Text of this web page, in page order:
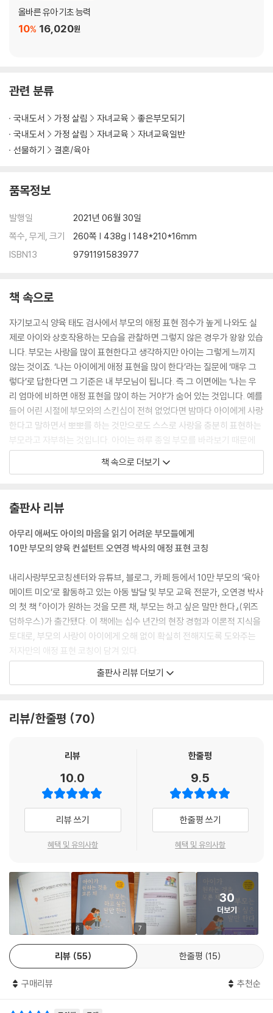
#권위적 부모가 일방적으로 이끌어가는 사랑
다 너를 위한 거야
#책임만 남은 방임형 부모의 무덤덤한 사랑
부모로서의 책임감과 사랑 사이에서
집 밖에서 사랑을 찾으며 분노하는 아이들
무기력한 육아에서 벗어나는 방법
아이에게 기억되고 싶은 모습
아이의 발달단계별 부모의 현명한 역할
#체크리스트 2. 부모의 갈등 행동 반응 알아보기｜나는 아이가 기댈 수
있는 부모일까?
#아이를 오해하게 만드는 부모의 실수
“뭘 잘못했는지 생각해봐”, 아이를 혼자 내버려두지 말 것
“엄마 지금 화났어!”, 아이가 먼저 다가올 때 거부하지 말 것
“웃기지? 이래도 안 웃을 거야?”, 흐지부지 넘어가지 말 것
“좋은 말로 할 때 들어!”, 애매하게 말하지 말 것
#부모의 훈육에 사랑을 담는 원칙
표현은 단호하게, 메시지는 따뜻하게
훈육 이유는 ‘아이 중심 메시지’로
훈육의 긍정적인 결과를 확인시켜라
훈육 가치는 별문제 없는 일상에서 즐겁게 전한다
문제 중심의 단호한 훈육 〈 일상적인 긍정 훈육
아이가 형제나 또래와 갈등할 때
부모가 들어줄 수 없는 것을 요구할 때
아이가 반드시 해야 할 행동을 거부할 때
마나 상처받고 있을까?
Chapter 4. 아이의 마음을 열고 행동을 바꾸는 애정 표현의 기술
#육아도 일종의 연애다
#친밀감 높이기 프로젝트
아이와 단둘이 보내는 일대일 시간
아이의 일상을 특별한 시간으로 만들어주는 팁
#기대감 높이기 프로젝트
작은 일도 대단한 일인 듯, 재미있는 일인 듯
#감탄사를 입버릇으로 프로젝트
#공통점 찾기 프로젝트
아이가 가장 닮고 싶어 하는 사람은 부모
아이와의 공통점을 수없이 찾을 수 있는 팁
#행복 리플레이 프로젝트
즐거운 기억이라면 얘기하고 또 얘기해도 괜찮아
아이와의 소소한 추억도 특별하게 만들어주는 팁
#아이의 마음을 움직이는 표현의 기술
목소리 산 타기로 재미있게
다양한 표정으로 상투적이지 않게
스킨십의 범위로 아이와 밀당하기
눈맞춤은 즐거울 때 자연스럽게
리듬, 모션, 템포로 화룡점정
#애정성 점수로 쌓이는 하루 1분 일상 놀이
아이가 등원(등교)할 때
아이에게 힘을 주고 싶을 때
올바른 유아 기초 능력
16,020원
10%
관련 분류
국내도서 가정 살림 자녀교육
좋은부모되기
국내도서
가정 살림 자녀교육
자녀교육일반
선물하기
결혼/육아
품목정보
발행일
2021년 06월 30일
쪽수, 무게, 크기
260쪽 | 438g | 148*210*16mm
ISBN13
9791191583977
책 속으로
자기보고식 양육 태도 검사에서 부모의 애정 표현 점수가 높게 나와도 실
제로 아이와 상호작용하는 모습을 관찰하면 그렇지 않은 경우가 왕왕 있습
니다. 부모는 사랑을 많이 표현한다고 생각하지만 아이는 그렇게 느끼지
않는 것이죠. ‘나는 아이에게 애정 표현을 많이 한다’라는 질문에 ‘매우 그
렇다’로 답한다면 그 기준은 내 부모님이 됩니다. 즉 그 이면에는 ‘나는 우
리 엄마에 비하면 애정 표현을 많이 하는 거야’가 숨어 있는 것입니다. 예를
들어 어린 시절에 부모와의 스킨십이 전혀 없었다면 밤마다 아이에게 사랑
한다고 말하면서 뽀뽀를 하는 것만으로도 스스로 사랑을 충분히 표현하는
부모라고 자부하는 것입니다. 아이는 하루 종일 부모를 바라보기 때문에
수시로 애정을 표현해줘야 하는데도 말이죠.
꿔야 합니다. 아이의 기질이 마음에 들지 않는다고요? 아이는 자기 기질을
스스로 선택한 것이 아닙니다. 아이는 부모를 선택할 수 없고, 외모는 물론
성별도 기질도 모두 부모에게 받은 그대로 태어납니다. 아이 자신이 정한
의 존재를 부정하는 것입니다. 존재를 부정당할수록 아이는 약점을 극복하
기보다 약점에 빠져서 자기 자신을 사랑하는 방법을 배우지 못합니다. 있
는 그대로 아이의 모습을 사랑해주세요. 아이는 태어난 자체만으로 사랑받
아야 합니다.
---p.50
부모와 자녀 사이에 갈등이 없었다는 것은 문제를 해결해본 경험이 없다는
뜻이에요. 부모와 아이의 생각이 다를 때 갈등을 경험하고 대안을 선택해
분노하지 않죠. 아이와의 갈등을 두려워하지 마세요. 아이가 일순간 불편
훈육 메시지는 명확해야 합니다. ‘밥을 먹어야 한다’나 ‘자야 할 시간이
다’를 가르쳐야 한다면 처음부터 아이 에게 다가가서 확실히 얘기해주세
요. 여러 번 말해도 아이가 듣지 않았다면 그것은 아이가 부모를 무시한 게
아니라 부모가 훈육을 시작하지 않은 거예요. 아이는 지금 자신이 좋아하
는 놀이를 하고 있을 뿐입니다. 특히 아이가 좋아하는 활동을 멈추고, 싫어
리서 툭툭 던지는 말들을 열심히 주워 담아 듣는 아이는 없어요. 진짜 대화
는 시작도 안 했는데 대화를 거부하고 싶게 만드는 부정적 분위기만 조성
할 뿐입니다.
---p.145
아이가 이 행동을 해야 하는 이유를 만들어주는 것, 도전 의식과 위기의식
을 만들어주는 대화를 저는 ‘아이 중심 메시지’라고 합니다. 쉽게 말해서 모
든 훈육의 이유가 아이를 중심으로 돌아가는 거예요. 엄마가 설거지하는
책 속으로 더보기
출판사 리뷰
아무리 애써도 아이의 마음을 읽기 어려운 부모들에게
10만 부모의 양육 컨설턴트 오연경 박사의 애정 표현 코칭
내리사랑부모코칭센터와 유튜브, 블로그, 카페 등에서 10만 부모의 ‘육아
메이트 미오’로 활동하고 있는 아동 발달 및 부모 교육 전문가, 오연경 박사
의 첫 책 『아이가 원하는 것을 모른 채, 부모는 하고 싶은 말만 한다』(위즈
덤하우스)가 출간됐다. 이 책에는 십수 년간의 현장 경험과 이론적 지식을
토대로, 부모의 사랑이 아이에게 오해 없이 확실히 전해지도록 도와주는
저자만의 애정 표현 코칭이 담겨 있다.
모든 부모가 사랑으로 아이를 키우지만 어떤 아이는 건강하고 똑똑하고 온
순하게 자라는 반면, 또 어떤 아이는 그렇지 않다. 왜 그럴까? 저자는 부모
다.
아무 소용이 없다. 아이의 눈높이에서, 아이가 알아듣기 쉽도록, 아이가 바
래서 본능적으로 부모의 사랑을 끊임없이 의심하는 아이는 부모가 아무리
좋은 의도로 훈육해도 자신을 미워한다고 오해하기 쉽다.
그 오해를 없애거나 최소화할 수 있는 방법은 올바른 애정 표현을 통해 부
모는 아이를 있는 그대로 사랑한다는 신뢰를 평소에 굳건하게 다져놓는 길
뿐이다. 이 책은 울며 떼쓰고 고집부리며 화내는 아이의 진짜 마음을 제대
부모의 애정 표현을 통해 그 같은 아이의 문제 행동을 변화시키는 방법을
알차게 알려준다. 작은 일상적 애정 표현만으로도 아이가 어떻게 기적처럼
달라지는지 목격하게 될 것이다.
울고 떼쓰고 반항하는 아이에겐 이유가 있습니다.
아이가 원하는 것을 모른 채, 부모의 방식으로 사랑하는 것을 그만두세요.
견줄 수 없다. 그러나 사실 아이를 얼마나 사랑하고 있느냐는 별로 중요하
출판사 리뷰 더보기
리뷰/한줄평 70
리뷰
10.0
리뷰 쓰기
혜택 및 유의사항
한줄평
9.5
한줄평 쓰기
혜택 및 유의사항
6 7
30
더보기
리뷰 55 한줄평 15
구매리뷰 추천순